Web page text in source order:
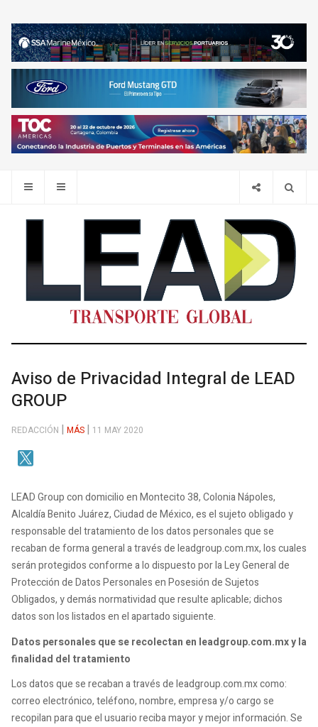
Aviso de Privacidad Integral de LEAD
GROUP
REDACCIÓN MÁS 11 MAY 2020
LEAD Group con domicilio en Montecito 38, Colonia Nápoles,
Alcaldía Benito Juárez, Ciudad de México, es el sujeto obligado y
responsable del tratamiento de los datos personales que se
recaban de forma general a través de leadgroup.com.mx, los cuales
serán protegidos conforme a lo dispuesto por la Ley General de
Protección de Datos Personales en Posesión de Sujetos
Obligados, y demás normatividad que resulte aplicable; dichos
datos son los listados en el apartado siguiente.
Datos personales que se recolectan en leadgroup.com.mx y la
finalidad del tratamiento
Los datos que se recaban a través de leadgroup.com.mx como:
correo electrónico, teléfono, nombre, empresa y/o cargo se
recopilan para que el usuario reciba mayor y mejor información. Se